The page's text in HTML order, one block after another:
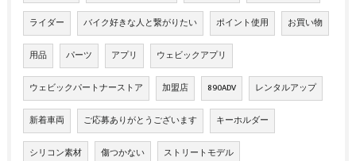
ライダー バイク好きな人と繋がりたい ポイント使用 お買い物
用品 パーツ アプリ ウェビックアプリ
ウェビックパートナーストア 加盟店 890ADV レンタルアップ
新着車両 ご応募ありがとうございます キーホルダー
シリコン素材 傷つかない ストリートモデル